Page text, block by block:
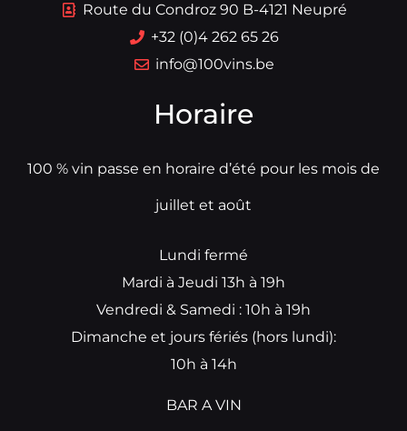
Route du Condroz 90 B-4121 Neupré
+32 (0)4 262 65 26
info@100vins.be
Horaire
100 % vin passe en horaire d’été pour les mois de
juillet et août
Lundi fermé
Mardi à Jeudi 13h à 19h
Vendredi & Samedi : 10h à 19h
Dimanche et jours fériés (hors lundi):
10h à 14h
BAR A VIN